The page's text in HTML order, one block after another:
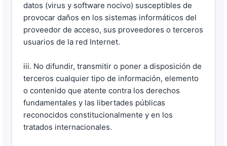
datos (virus y software nocivo) susceptibles de
provocar daños en los sistemas informáticos del
proveedor de acceso, sus proveedores o terceros
usuarios de la red Internet.
iii. No difundir, transmitir o poner a disposición de
terceros cualquier tipo de información, elemento
o contenido que atente contra los derechos
fundamentales y las libertades públicas
reconocidos constitucionalmente y en los
tratados internacionales.